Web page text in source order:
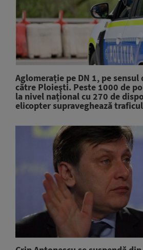
Aglomerație pe DN 1, pe sensul
către Ploieşti. Peste 1000 de
la nivel național cu 270 de
elicopter supraveghează traficul